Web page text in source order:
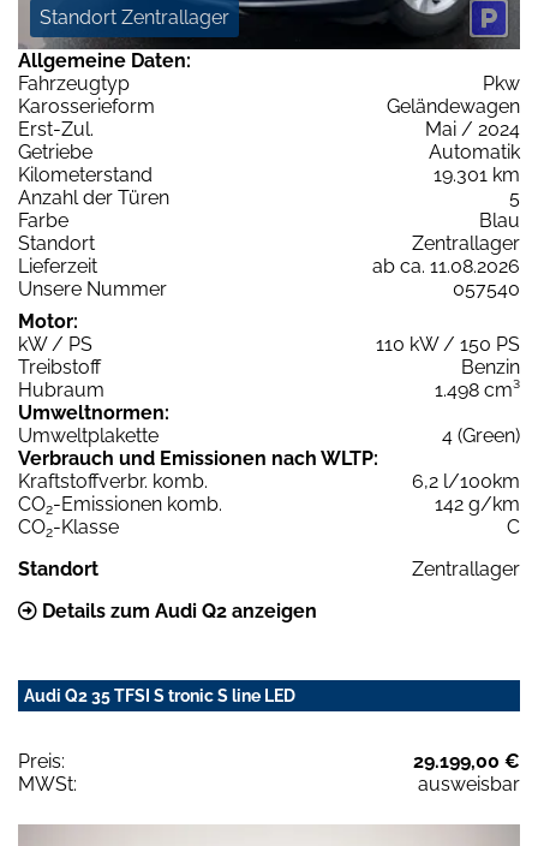
Standort Zentrallager
Allgemeine Daten:
Fahrzeugtyp
Pkw
Karosserieform
Geländewagen
Erst-Zul.
Mai / 2024
Getriebe
Automatik
Kilometerstand
19.301 km
Anzahl der Türen
5
Farbe
Blau
Standort
Zentrallager
Lieferzeit
ab ca. 11.08.2026
Unsere Nummer
057540
Motor:
kW / PS
110 kW / 150 PS
Treibstoff
Benzin
Hubraum
1.498 cm³
Umweltnormen:
Umweltplakette
4 (Green)
Verbrauch und Emissionen nach WLTP:
Kraftstoffverbr. komb.
6,2 l/100km
CO2-Emissionen komb.
142 g/km
CO2-Klasse
C
Standort
Zentrallager
Details zum Audi Q2 anzeigen
Audi Q2 35 TFSI S tronic S line LED
Preis:
29.199,00 €
MWSt:
ausweisbar